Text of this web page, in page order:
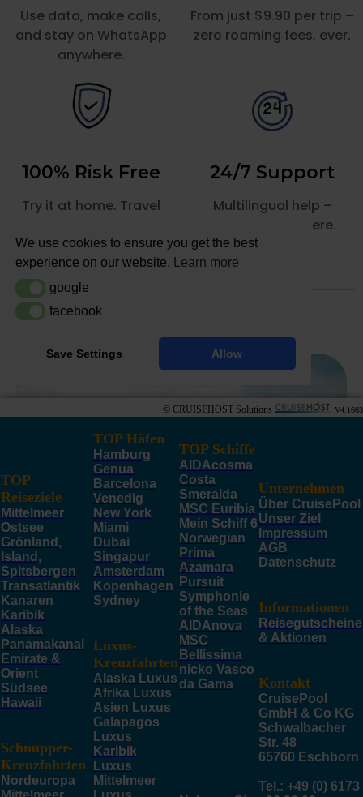
© CRUISEHOST Solutions V4.1663
TOP
Reiseziele
Mittelmeer
Ostsee
Grönland,
Island,
Spitsbergen
Transatlantik
Kanaren
Karibik
Alaska
Panamakanal
Emirate &
Orient
Südsee
Hawaii
Schnupper-
Kreuzfahrten
Nordeuropa
TOP Häfen
Hamburg
Genua
Barcelona
Venedig
New York
Miami
Dubai
Singapur
Amsterdam
Kopenhagen
Sydney
Luxus-
Kreuzfahrten
Alaska Luxus
Afrika Luxus
Asien Luxus
Galapagos
Luxus
Karibik
Luxus
Mittelmeer
TOP Schiffe
AIDAcosma
Costa
Smeralda
MSC Euribia
Mein Schiff 6
Norwegian
Prima
Azamara
Pursuit
Symphonie
of the Seas
AIDAnova
MSC
Bellissima
nicko Vasco
da Gama
Unternehmen
Über CruisePool
Unser Ziel
Impressum
AGB
Datenschutz
Informationen
Reisegutscheine
& Aktionen
Kontakt
CruisePool
GmbH & Co KG
Schwalbacher
Str. 48
65760 Eschborn
Tel.: +49 (0) 6173